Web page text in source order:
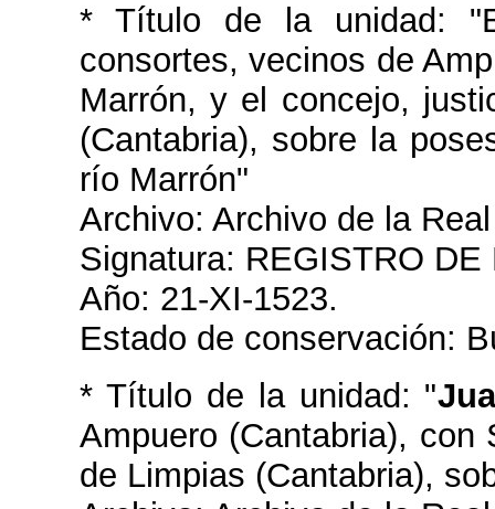
* Título de la unidad:
consortes, vecinos de
Marrón, y el concejo,
(Cantabria), sobre la
río Marrón"
Archivo: Archivo de la
Signatura: REGISTRO
Año: 21-XI-1523.
Estado de conservación:
* Título de la unidad: "
Ampuero (Cantabria), con
de Limpias (Cantabria),